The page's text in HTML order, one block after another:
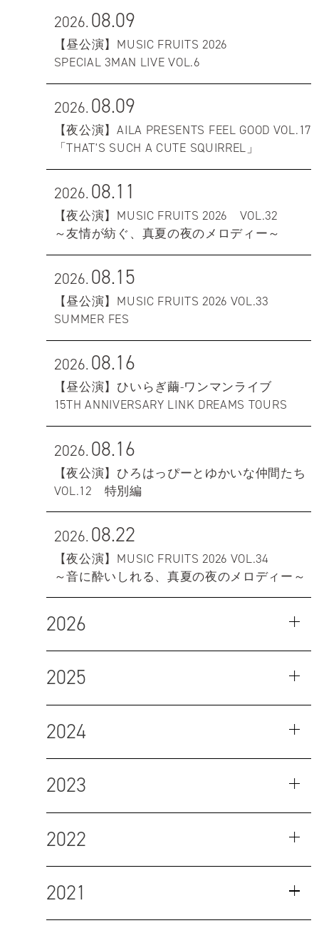
2026.08.09
【昼公演】MUSIC FRUITS 2026
SPECIAL 3MAN LIVE VOL.6
2026.08.09
【夜公演】AILA PRESENTS FEEL GOOD VOL.17
「THAT'S SUCH A CUTE SQUIRREL」
2026.08.11
【夜公演】MUSIC FRUITS 2026 VOL.32
～友情が紡ぐ、真夏の夜のメロディー～
2026.08.15
【昼公演】MUSIC FRUITS 2026 VOL.33
SUMMER FES
2026.08.16
【昼公演】ひいらぎ繭-ワンマンライブ
15TH ANNIVERSARY LINK DREAMS TOURS
2026.08.16
【夜公演】ひろはっぴーとゆかいな仲間たち
VOL.12 特別編
2026.08.22
【夜公演】MUSIC FRUITS 2026 VOL.34
～音に酔いしれる、真夏の夜のメロディー～
2026
2025
2024
2023
2022
2021